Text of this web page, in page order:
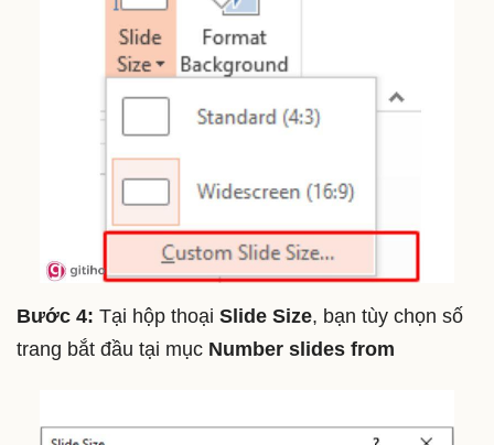
Bước 4: Tại hộp thoại Slide Size, bạn tùy chọn số
trang bắt đầu tại mục Number slides from